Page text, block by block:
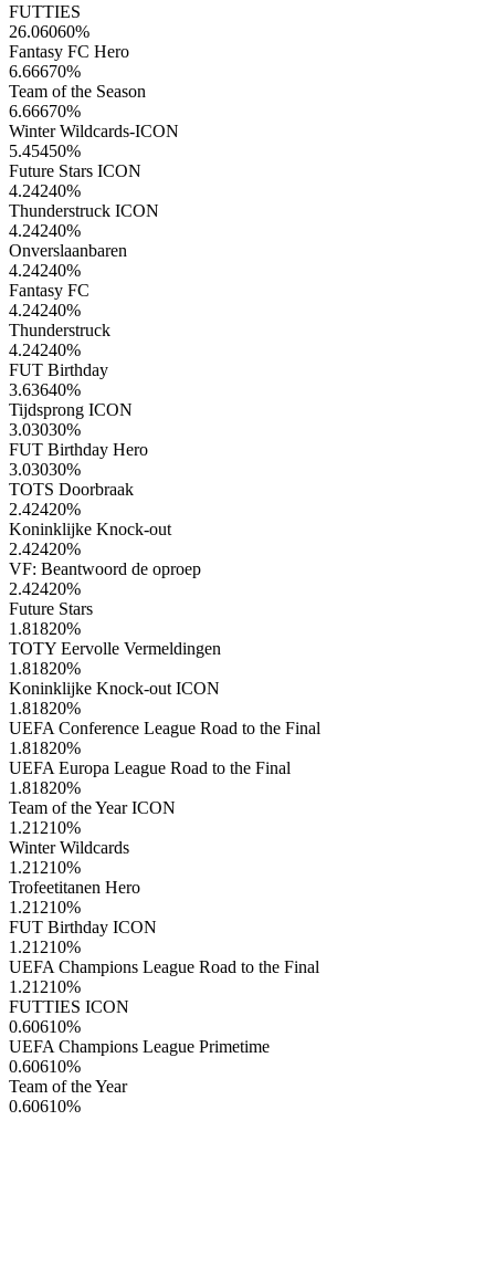
FUTTIES
26.06060%
Fantasy FC Hero
6.66670%
Team of the Season
6.66670%
Winter Wildcards-ICON
5.45450%
Future Stars ICON
4.24240%
Thunderstruck ICON
4.24240%
Onverslaanbaren
4.24240%
Fantasy FC
4.24240%
Thunderstruck
4.24240%
FUT Birthday
3.63640%
Tijdsprong ICON
3.03030%
FUT Birthday Hero
3.03030%
TOTS Doorbraak
2.42420%
Koninklijke Knock-out
2.42420%
VF: Beantwoord de oproep
2.42420%
Future Stars
1.81820%
TOTY Eervolle Vermeldingen
1.81820%
Koninklijke Knock-out ICON
1.81820%
UEFA Conference League Road to the Final
1.81820%
UEFA Europa League Road to the Final
1.81820%
Team of the Year ICON
1.21210%
Winter Wildcards
1.21210%
Trofeetitanen Hero
1.21210%
FUT Birthday ICON
1.21210%
UEFA Champions League Road to the Final
1.21210%
FUTTIES ICON
0.60610%
UEFA Champions League Primetime
0.60610%
Team of the Year
0.60610%